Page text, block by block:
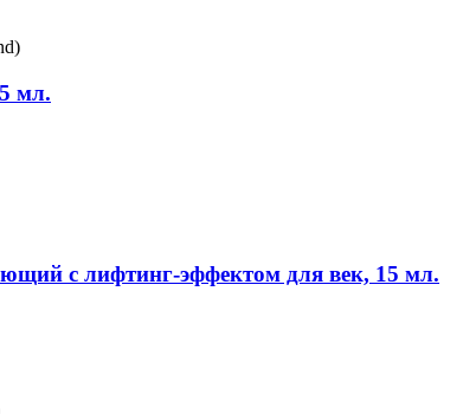
мл.
с лифтинг-эффектом для век, 15 мл.